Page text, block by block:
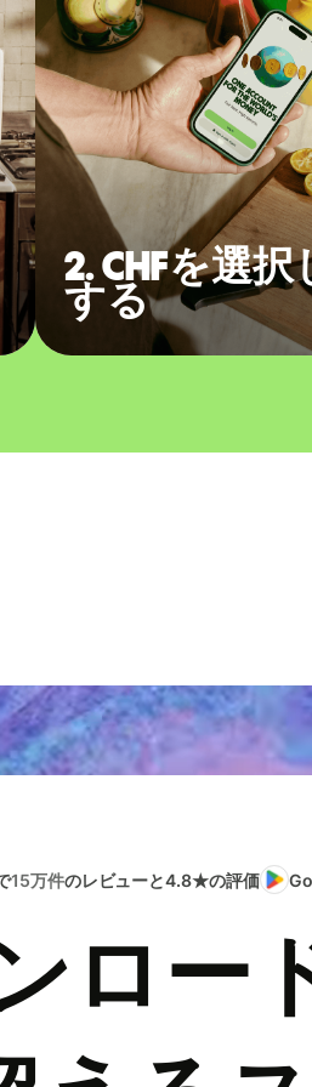
2. CHFを選
する
15万件のレビューと4.8★の評価
ロー